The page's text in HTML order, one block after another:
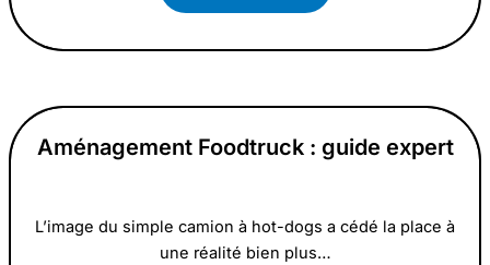
Aménagement Foodtruck : guide expert
L’image du simple camion à hot-dogs a cédé la place à
une réalité bien plus…